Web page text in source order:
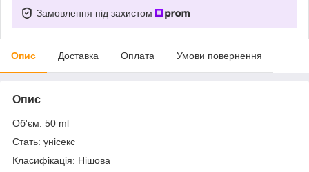
Замовлення під захистом
Опис Доставка Оплата Умови повернення
Опис
Об'єм: 50 ml
Стать: унісекс
Класифікація: Нішова